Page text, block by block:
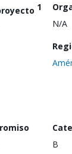
1
N/A
B